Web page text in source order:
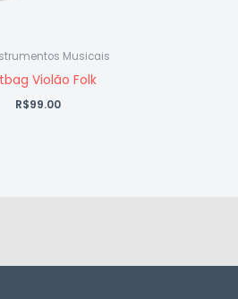
Musicais
Violão Folk
R$99.00